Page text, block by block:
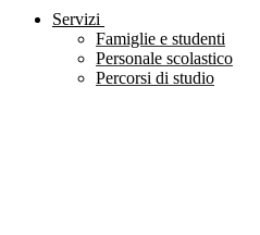
Servizi
Famiglie e studenti
Personale scolastico
Percorsi di studio